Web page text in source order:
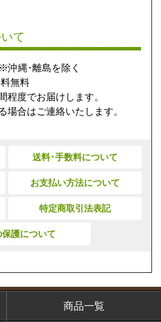
て
沖縄･離島を除く
無料
程度でお届けします。
合はご連絡いたします。
送料･手数料について
お支払い方法について
特定商取引法表記
護について
商品一覧